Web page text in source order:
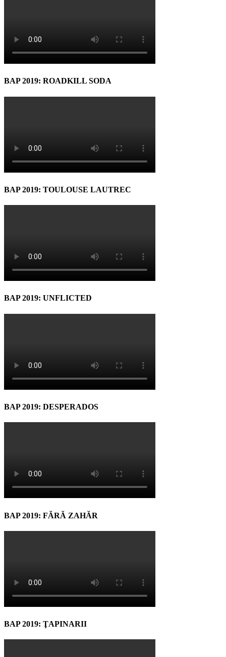
BAP 2019: ROADKILL SODA
BAP 2019: TOULOUSE LAUTREC
BAP 2019: UNFLICTED
BAP 2019: DESPERADOS
BAP 2019: FĂRĂ ZAHĂR
BAP 2019: ŢAPINARII